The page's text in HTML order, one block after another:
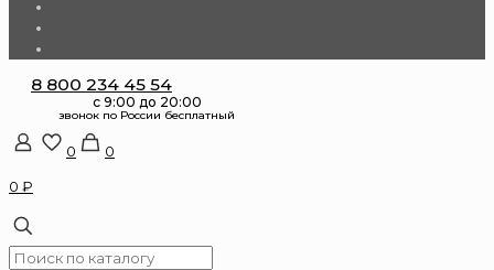
8 800 234 45 54
0
0
0 ₽